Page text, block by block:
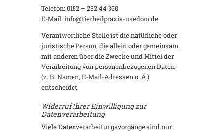
Telefon: 0152 – 232 44 350
E-Mail: info@tierheilpraxis-usedom.de
Verantwortliche Stelle ist die natürliche oder
juristische Person, die allein oder gemeinsam
mit anderen über die Zwecke und Mittel der
Verarbeitung von personenbezogenen Daten
(z. B. Namen, E-Mail-Adressen o. Ä.)
entscheidet.
Widerruf Ihrer Einwilligung zur
Datenverarbeitung
Viele Datenverarbeitungsvorgänge sind nur